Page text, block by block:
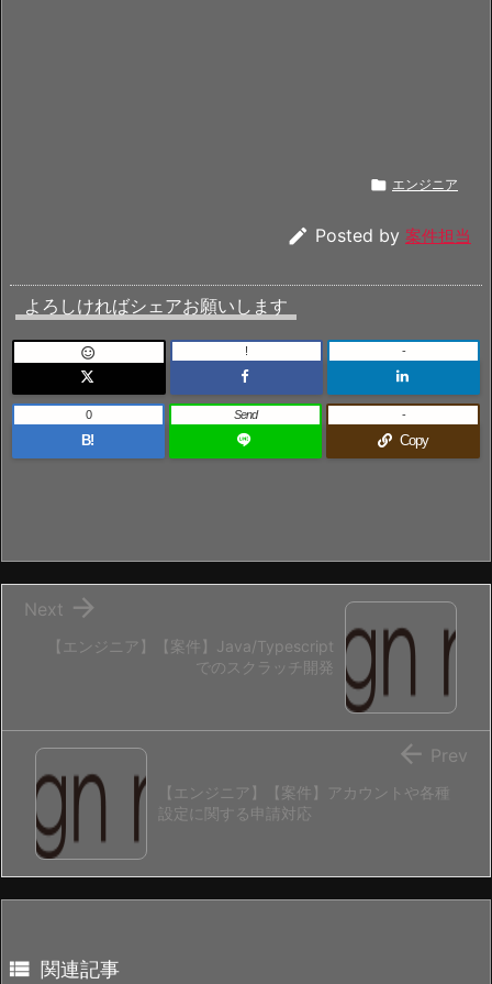
 エンジニア
 Posted by 案件担当
よろしければシェアお願いします
 ! -
B!
0 Send
Copy
-
【エンジニア】【案件】Java/Typescript
でのスクラッチ開発

Next
【エンジニア】【案件】アカウントや各種
設定に関する申請対応
 Prev
 関連記事